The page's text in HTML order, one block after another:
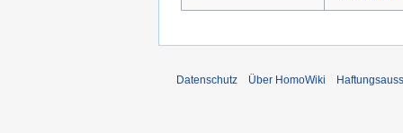
Datenschutz Über HomoWiki